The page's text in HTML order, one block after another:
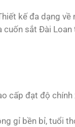
kế đa dạng về
sắt Đài
cấp đạt độ
gỉ bền bỉ, tuổi